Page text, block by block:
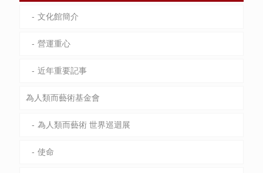
文化館簡介
營運重心
近年重要記事
為人類而藝術基金會
為人類而藝術 世界巡迴展
使命